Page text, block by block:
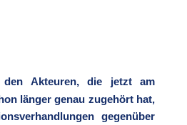
den Akteuren, die jetzt am
länger genau zugehört hat,
gegenüber